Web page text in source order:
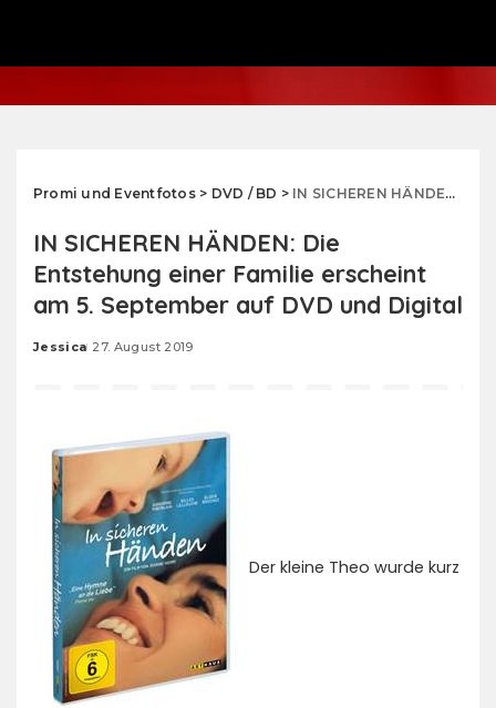
Promi und Eventfotos> DVD / BD > IN SICHEREN HÄNDEN: Die Entstehung einer Familie erscheint am 5. September auf DVD und Digital
IN SICHEREN HÄNDEN: Die
Entstehung einer Familie erscheint
am 5. September auf DVD und Digital
Posted
Jessica 27. August 2019
Der kleine Theo wurde kurz